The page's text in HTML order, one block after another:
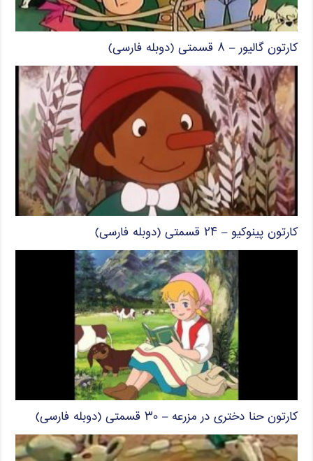
کارتون گالیور – ۸ قسمتی (دوبله فارسی)
کارتون پینوکیو – ۲۴ قسمتی (دوبله فارسی)
کارتون حنا دختری در مزرعه – ۳۰ قسمتی (دوبله فارسی)